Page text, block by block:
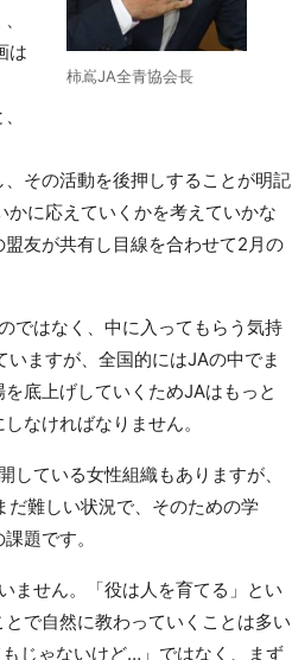
柿嶌JA全青協会長
は
その活動を後押しすることが明記
に応えていくかを考えていかな
友が共有し目線を合わせて2月の
ではなく、中に入ってもらう気持
ますが、全国的にはJAの中でま
底上げしていくためJAはもっと
なければなりません。
ている女性組織もありますが、
難しい状況で、そのための学
題です。
ません。「役は人を育てる」とい
で自然に教わっていくことは多い
じゃないけど…」ではなく、まず